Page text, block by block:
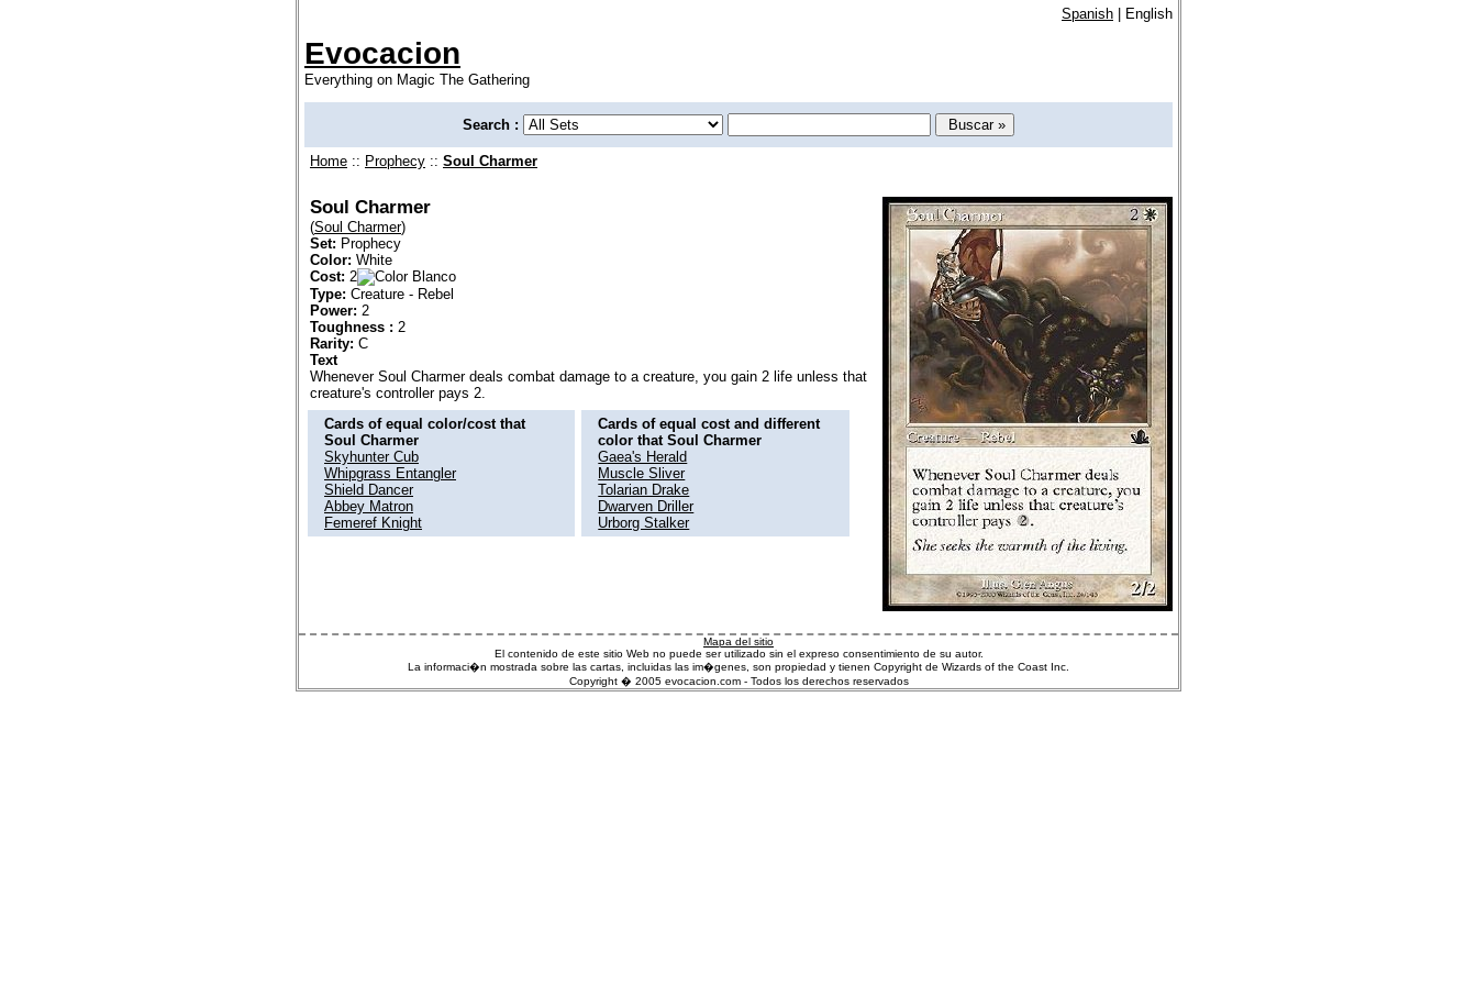
Spanish | English
Evocacion
Everything on Magic The Gathering
Search :
Home :: Prophecy :: Soul Charmer
Soul Charmer
(Soul Charmer)
Set: Prophecy
Color: White
Cost: 2
Type: Creature - Rebel
Power: 2
Toughness : 2
Rarity: C
Text
Whenever Soul Charmer deals combat damage to a creature, you gain 2 life unless that
creature's controller pays 2.
Cards of equal color/cost that
Soul Charmer
Skyhunter Cub
Whipgrass Entangler
Shield Dancer
Abbey Matron
Femeref Knight
Cards of equal cost and different
color that Soul Charmer
Gaea's Herald
Muscle Sliver
Tolarian Drake
Dwarven Driller
Urborg Stalker
Mapa del sitio
El contenido de este sitio Web no puede ser utilizado sin el expreso consentimiento de su autor.
La informaci�n mostrada sobre las cartas, incluidas las im�genes, son propiedad y tienen Copyright de Wizards of the Coast Inc.
Copyright � 2005 evocacion.com - Todos los derechos reservados